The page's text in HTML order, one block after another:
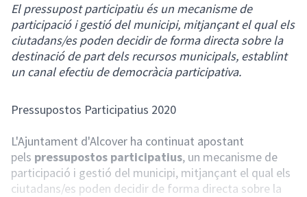
El pressupost participatiu és un mecanisme de
participació i gestió del municipi, mitjançant el qual els
ciutadans/es poden decidir de forma directa sobre la
destinació de part dels recursos municipals, establint
un canal efectiu de democràcia participativa.
Pressupostos Participatius 2020
L'Ajuntament d'Alcover ha continuat apostant
pels pressupostos participatius, un mecanisme de
participació i gestió del municipi, mitjançant el qual els
ciutadans/es poden decidir de forma directa sobre la